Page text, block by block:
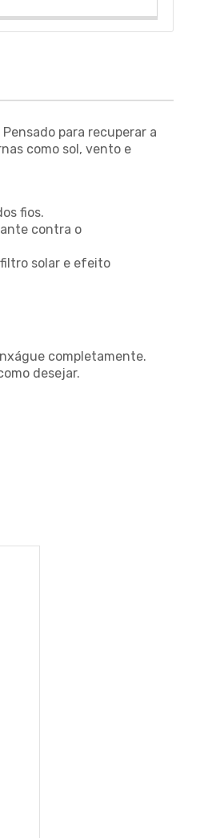
para recuperar a
como sol, vento e
fios.
contra o
solar e efeito
completamente.
desejar.